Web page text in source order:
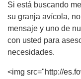
Si está buscando
su granja avícola,
mensaje y uno de
con usted para
necesidades.
<img src="http://